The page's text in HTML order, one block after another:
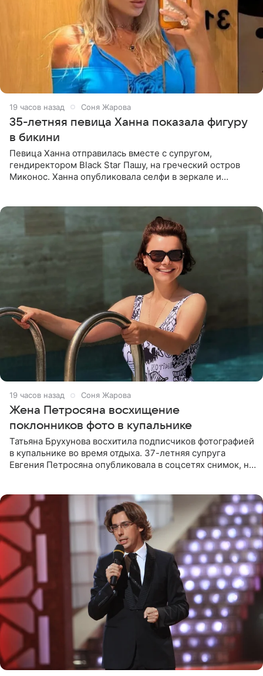
19 часов назад Соня Жарова
35-летняя певица Ханна показала фигуру
в бикини
Певица Ханна отправилась вместе с супругом,
гендиректором Black Star Пашу, на греческий остров
Миконос. Ханна опубликовала селфи в зеркале и
19 часов назад Соня Жарова
Жена Петросяна восхищение
поклонников фото в купальнике
Татьяна Брухунова восхитила подписчиков фотографией
в купальнике во время отдыха. 37-летняя супруга
Евгения Петросяна опубликовала в соцсетях снимок, на